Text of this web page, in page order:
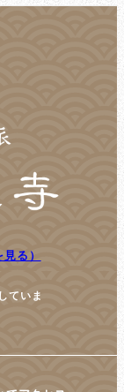
見る）
ていま